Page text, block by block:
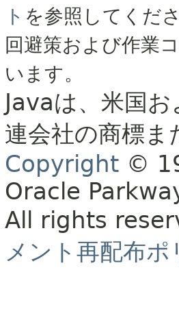
ト を参照してくだ
回避策および作業
います。
Javaは、米国
連会社の商標ま
Copyright ©
Oracle
All rights
メント再配布ポ